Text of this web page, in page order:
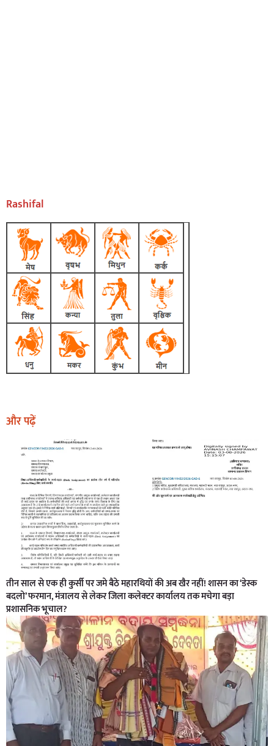
Rashifal
और पढ़ें
तीन साल से एक ही कुर्सी पर जमे बैठे महारथियों की अब खैर नहीं! शासन का ‘डेस्क
बदलो’ फरमान, मंत्रालय से लेकर जिला कलेक्टर कार्यालय तक मचेगा बड़ा
प्रशासनिक भूचाल?